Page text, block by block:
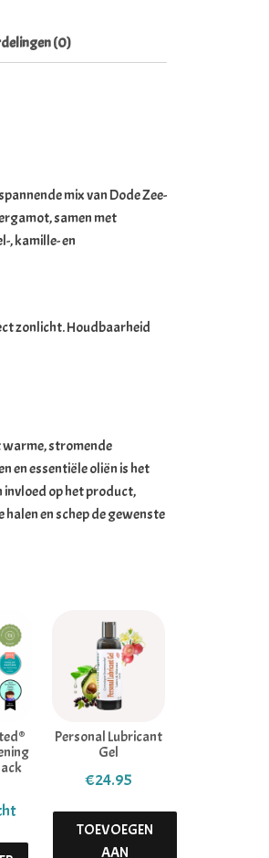
(0)
mix van Dode Zee-
samen met
, kamille- en
zonlicht. Houdbaarheid
warme, stromende
en essentiële oliën is het
op het product,
en schep de gewenste
Personal Lubricant
Gel
€24.95
TOEVOEGEN
AAN